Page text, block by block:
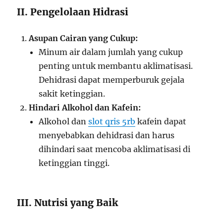
II. Pengelolaan Hidrasi
Asupan Cairan yang Cukup:
Minum air dalam jumlah yang cukup
penting untuk membantu aklimatisasi.
Dehidrasi dapat memperburuk gejala
sakit ketinggian.
Hindari Alkohol dan Kafein:
Alkohol danslot qris 5rb kafein dapat
menyebabkan dehidrasi dan harus
dihindari saat mencoba aklimatisasi di
ketinggian tinggi.
III. Nutrisi yang Baik